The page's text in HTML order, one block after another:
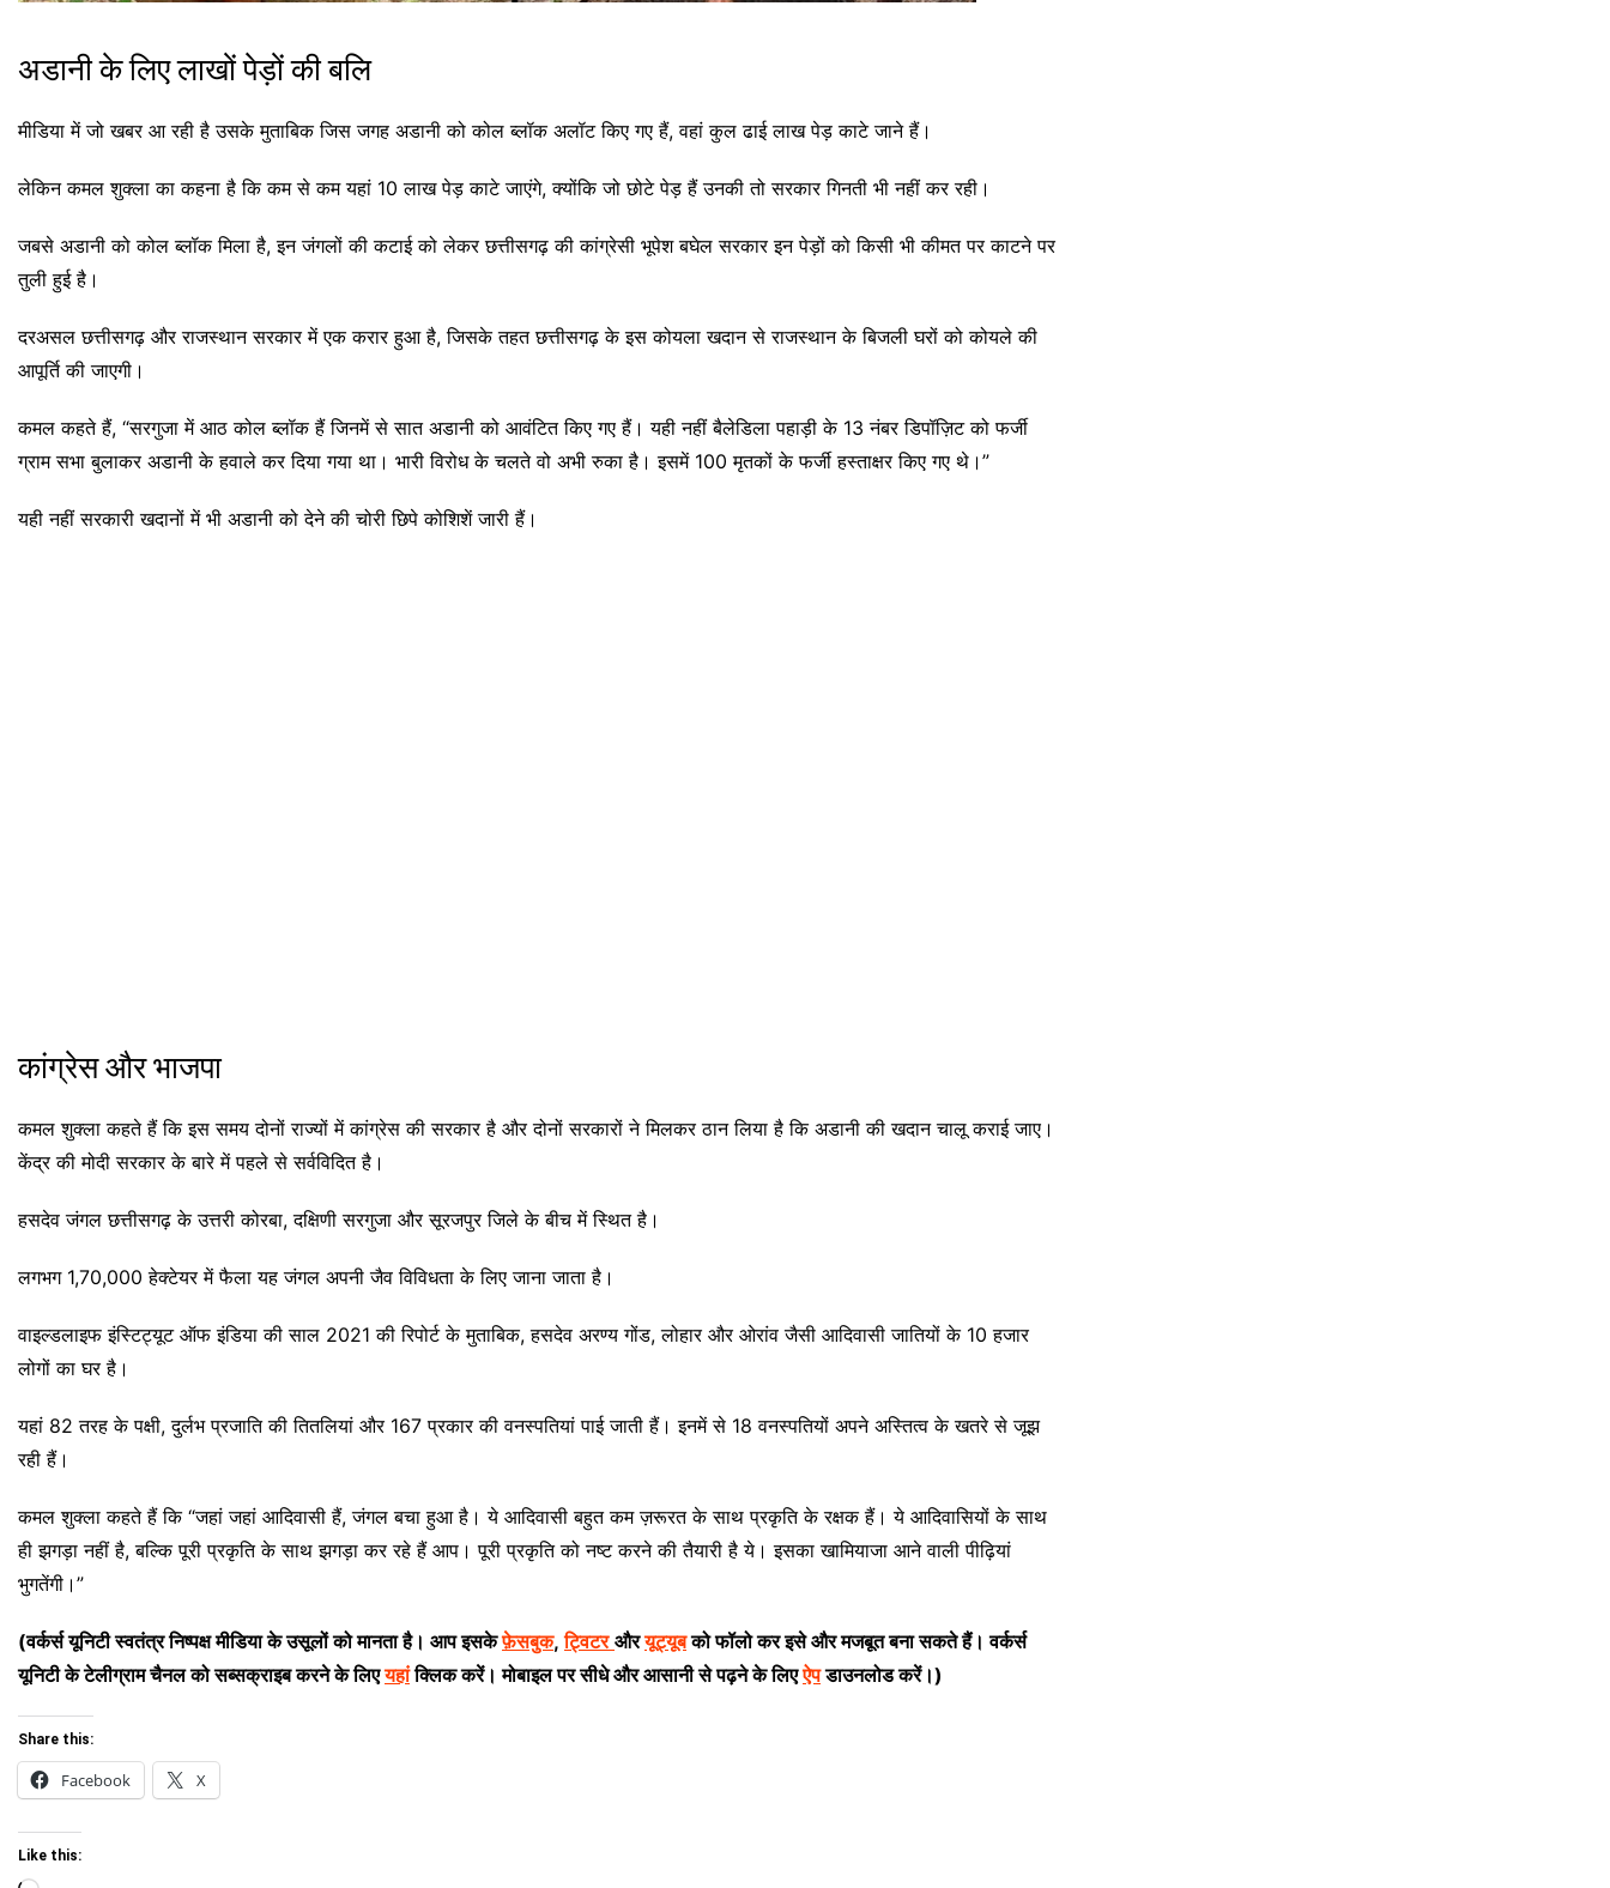
अडानी के लिए लाखों पेड़ों की बलि
मीडिया में जो खबर आ रही है उसके मुताबिक जिस जगह अडानी को कोल ब्लॉक अलॉट किए गए हैं, वहां कुल ढाई लाख पेड़ काटे जाने हैं।
लेकिन कमल शुक्ला का कहना है कि कम से कम यहां 10 लाख पेड़ काटे जाएंगे, क्योंकि जो छोटे पेड़ हैं उनकी तो सरकार गिनती भी नहीं कर रही।
जबसे अडानी को कोल ब्लॉक मिला है, इन जंगलों की कटाई को लेकर छत्तीसगढ़ की कांग्रेसी भूपेश बघेल सरकार इन पेड़ों को किसी भी कीमत पर काटने पर
तुली हुई है।
दरअसल छत्तीसगढ़ और राजस्थान सरकार में एक करार हुआ है, जिसके तहत छत्तीसगढ़ के इस कोयला खदान से राजस्थान के बिजली घरों को कोयले की
आपूर्ति की जाएगी।
कमल कहते हैं, “सरगुजा में आठ कोल ब्लॉक हैं जिनमें से सात अडानी को आवंटित किए गए हैं। यही नहीं बैलेडिला पहाड़ी के 13 नंबर डिपॉज़िट को फर्जी
ग्राम सभा बुलाकर अडानी के हवाले कर दिया गया था। भारी विरोध के चलते वो अभी रुका है। इसमें 100 मृतकों के फर्जी हस्ताक्षर किए गए थे।”
यही नहीं सरकारी खदानों में भी अडानी को देने की चोरी छिपे कोशिशें जारी हैं।
कांग्रेस और भाजपा
कमल शुक्ला कहते हैं कि इस समय दोनों राज्यों में कांग्रेस की सरकार है और दोनों सरकारों ने मिलकर ठान लिया है कि अडानी की खदान चालू कराई जाए।
केंद्र की मोदी सरकार के बारे में पहले से सर्वविदित है।
हसदेव जंगल छत्तीसगढ़ के उत्तरी कोरबा, दक्षिणी सरगुजा और सूरजपुर जिले के बीच में स्थित है।
लगभग 1,70,000 हेक्टेयर में फैला यह जंगल अपनी जैव विविधता के लिए जाना जाता है।
वाइल्डलाइफ इंस्टिट्यूट ऑफ इंडिया की साल 2021 की रिपोर्ट के मुताबिक, हसदेव अरण्य गोंड, लोहार और ओरांव जैसी आदिवासी जातियों के 10 हजार
लोगों का घर है।
यहां 82 तरह के पक्षी, दुर्लभ प्रजाति की तितलियां और 167 प्रकार की वनस्पतियां पाई जाती हैं। इनमें से 18 वनस्पतियों अपने अस्तित्व के खतरे से जूझ
रही हैं।
कमल शुक्ला कहते हैं कि “जहां जहां आदिवासी हैं, जंगल बचा हुआ है। ये आदिवासी बहुत कम ज़रूरत के साथ प्रकृति के रक्षक हैं। ये आदिवासियों के साथ
ही झगड़ा नहीं है, बल्कि पूरी प्रकृति के साथ झगड़ा कर रहे हैं आप। पूरी प्रकृति को नष्ट करने की तैयारी है ये। इसका खामियाजा आने वाली पीढ़ियां
भुगतेंगी।”
(वर्कर्स यूनिटी स्वतंत्र निष्पक्ष मीडिया के उसूलों को मानता है। आप इसकेफ़ेसबुक,ट्विटर औरयूट्यूब को फॉलो कर इसे और मजबूत बना सकते हैं। वर्कर्स
यूनिटी के टेलीग्राम चैनल को सब्सक्राइब करने के लिएयहां क्लिक करें। मोबाइल पर सीधे और आसानी से पढ़ने के लिएऐपडाउनलोड करें।)
Share this:
Facebook X
Like this: